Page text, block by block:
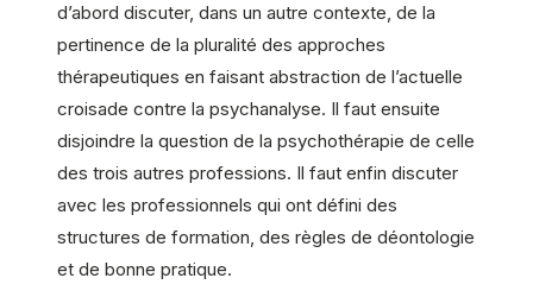
d’abord discuter, dans un autre contexte, de la
pertinence de la pluralité des approches
thérapeutiques en faisant abstraction de l’actuelle
croisade contre la psychanalyse. Il faut ensuite
disjoindre la question de la psychothérapie de celle
des trois autres professions. Il faut enfin discuter
avec les professionnels qui ont défini des
structures de formation, des règles de déontologie
et de bonne pratique.